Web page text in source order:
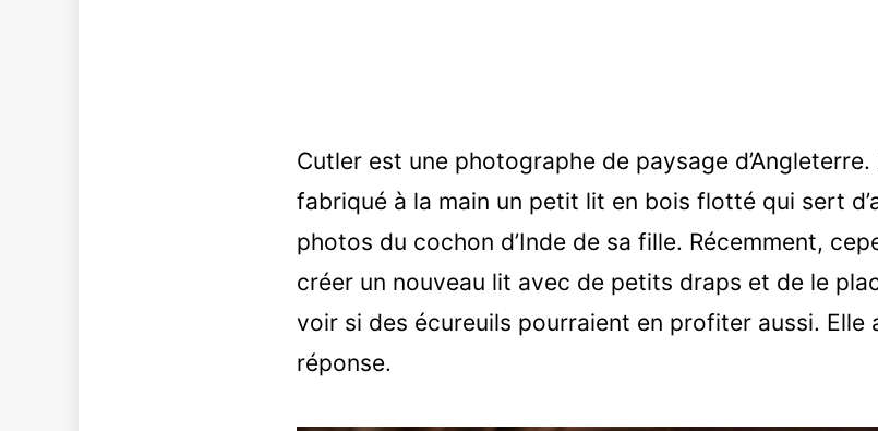
Cutler est une photographe de paysage
fabriqué à la main un petit lit en bois flotté qui sert
photos du cochon d’Inde de sa fille. Récemment,
créer un nouveau lit avec de petits draps et de le
voir si des écureuils pourraient en profiter aussi. Elle
réponse.